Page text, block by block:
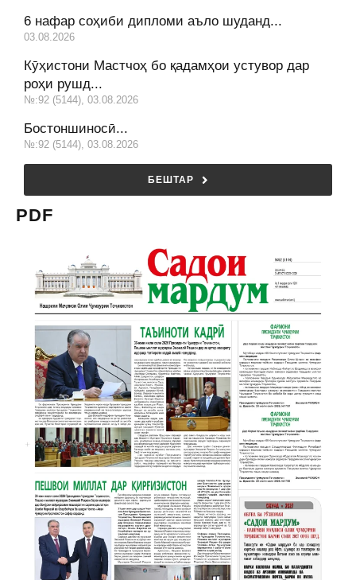
6 нафар соҳиби дипломи аъло шуданд...
03.08.2026
Кӯҳистони Мастчоҳ бо қадамҳои устувор дар
роҳи рушд...
№:92 (5144), 03.08.2026
Бостоншиносӣ...
№:92 (5144), 03.08.2026
БЕШТАР
PDF